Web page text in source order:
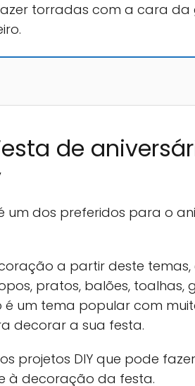
torradas com a cara da
de
um dos preferidos para o
a partir deste temas,
pratos, balões, toalhas,
um tema popular com
decorar a sua festa.
projetos DIY que pode
à decoração da festa.